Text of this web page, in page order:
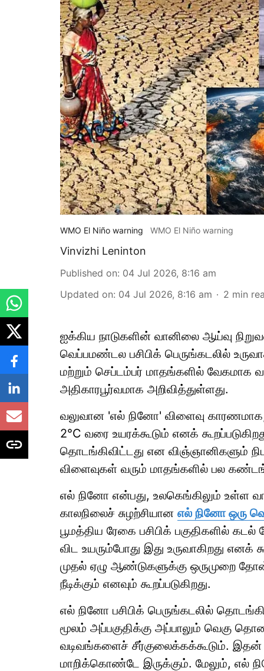
WMO El Niño warning WMO El Niño warning
Vinvizhi Leninton
Published on: 04 Jul 2026, 8:16 am
Updated on: 04 Jul 2026, 8:16 am 2 min
ஐக்கிய நாடுகளின் வானிலை ஆய்வு
வெப்பமண்டல பசிபிக் பெருங்கடலில்
மற்றும் செப்டம்பர் மாதங்களில் வேகமாக
அதிகாரபூர்வமாக அறிவித்துள்ளது.
வலுவான 'எல் நினோ' விளைவு காரணமாக,
2°C வரை உயரக்கூடும் எனக்
தொடங்கிவிட்டது என விஞ்ஞானிகளும்
விளைவுகள் வரும் மாதங்களில் பல
எல் நினோ என்பது, உலகெங்கிலும் உள்ள
காலநிலைச் சுழற்சியான எல் நினோ ஒரு
பூமத்திய ரேகை பசிபிக் பகுதிகளில்
விட உயரும்போது இது உருவாகிறது எனக்
முதல் ஏழு ஆண்டுகளுக்கு ஒருமுறை
நீடிக்கும் எனவும் கூறப்படுகிறது.
எல் நினோ பசிபிக் பெருங்கடலில்
மூலம் அப்பகுதிக்கு அப்பாலும் வெகு
வடிவங்களைச் சீர்குலைக்கக்கூடும்.
மாறிக்கொண்டே இருக்கும். மேலும், எல்